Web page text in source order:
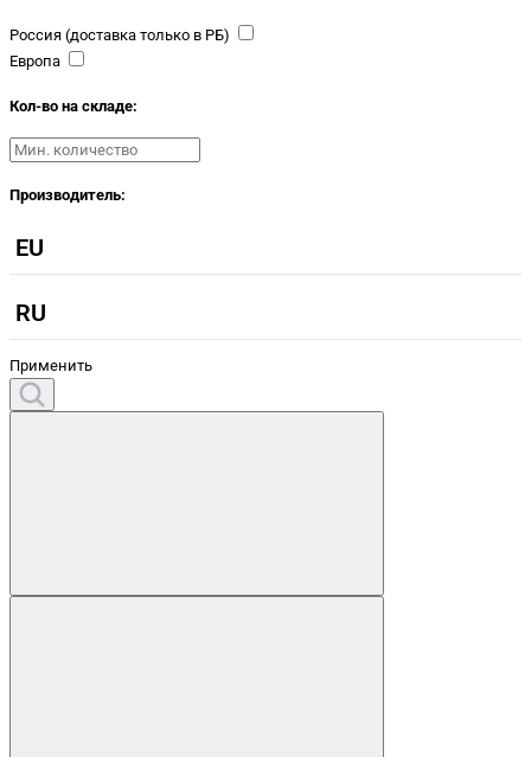
Россия (доставка только в РБ)
Европа
Кол-во на складе:
Производитель:
EU
RU
Применить